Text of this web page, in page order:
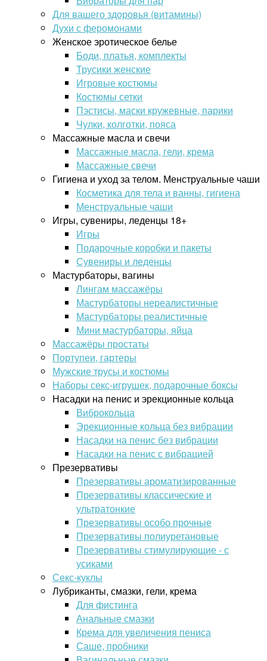
Для вашего здоровья (витамины)
Духи с феромонами
Женское эротическое белье
Боди, платья, комплекты
Трусики женские
Игровые костюмы
Костюмы сетки
Пэстисы, маски кружевные, парики
Чулки, колготки, пояса
Массажные масла и свечи
Массажные масла, гели, крема
Массажные свечи
Гигиена и уход за телом. Менструальные чаши
Косметика для тела и ванны, гигиена
Менструальные чаши
Игры, сувениры, леденцы 18+
Игры
Подарочные коробки и пакеты
Сувениры и леденцы
Мастурбаторы, вагины
Лингам массажёры
Мастурбаторы нереалистичные
Мастурбаторы реалистичные
Мини мастурбаторы, яйца
Массажёры простаты
Портупеи, гартеры
Мужские трусы и костюмы
Наборы секс-игрушек, подарочные боксы
Насадки на пенис и эрекционные кольца
Виброкольца
Эрекционные кольца без вибрации
Насадки на пенис без вибрации
Насадки на пенис с вибрацией
Презервативы
Презервативы ароматизированные
Презервативы классические и
ультратонкие
Презервативы особо прочные
Презервативы полиуретановые
Презервативы стимулирующие - с
усиками
Секс-куклы
Лубриканты, смазки, гели, крема
Для фистинга
Анальные смазки
Крема для увеличения пениса
Саше, пробники